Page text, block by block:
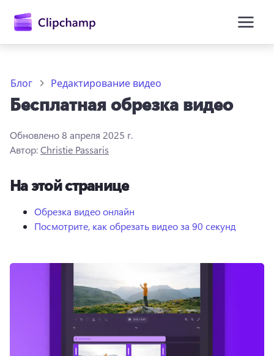
содержимому
Войти
Попробовать бесплатно
Блог Редактирование видео
Бесплатная обрезка видео
Обновлено8 апреля 2025 г.
Автор:Christie Passaris
На этой странице
Обрезка видео онлайн
Посмотрите, как обрезать видео за 90 секунд